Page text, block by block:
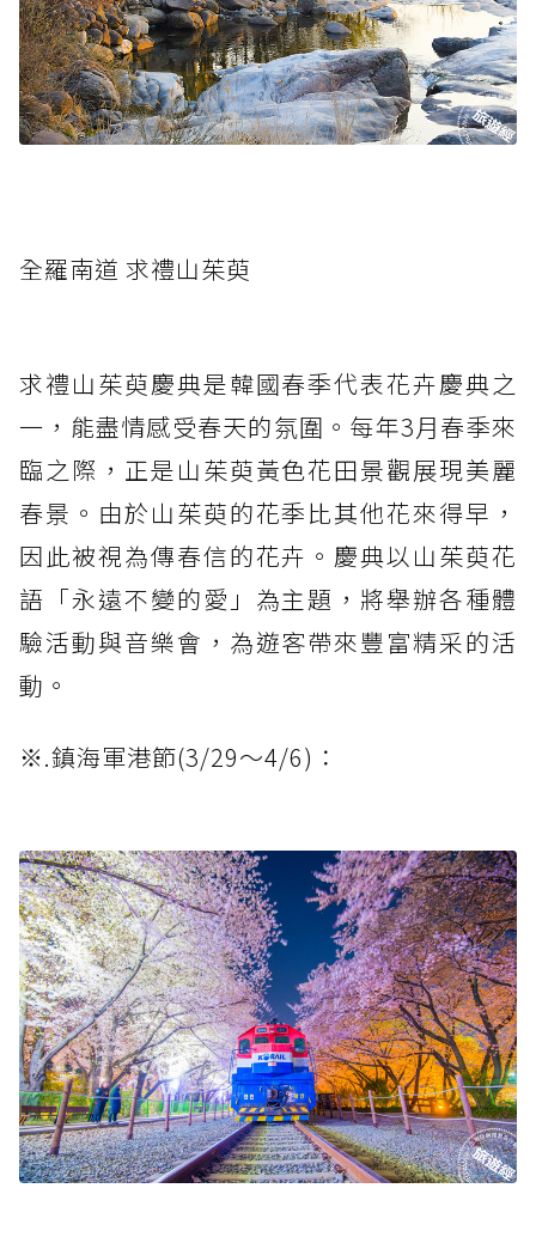
全羅南道 求禮山茱萸
求禮山茱萸慶典是韓國春季代表花卉慶典之
一，能盡情感受春天的氛圍。每年3月春季來
臨之際，正是山茱萸黃色花田景觀展現美麗
春景。由於山茱萸的花季比其他花來得早，
因此被視為傳春信的花卉。慶典以山茱萸花
語「永遠不變的愛」為主題，將舉辦各種體
驗活動與音樂會，為遊客帶來豐富精采的活
動。
※.鎮海軍港節(3/29～4/6)：